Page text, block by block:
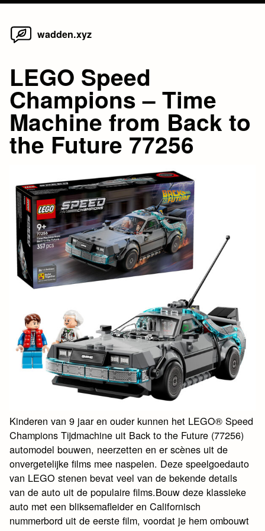
Skip
wadden.xyz
LEGO Speed
Champions – Time
Machine from Back to
the Future 77256
Kinderen van 9 jaar en ouder kunnen het LEGO® Speed
Champions Tijdmachine uit Back to the Future (77256)
automodel bouwen, neerzetten en er scènes uit de
onvergetelijke films mee naspelen. Deze speelgoedauto
van LEGO stenen bevat veel van de bekende details
van de auto uit de populaire films.Bouw deze klassieke
auto met een bliksemafleider en Californisch
nummerbord uit de eerste film, voordat je hem ombouwt